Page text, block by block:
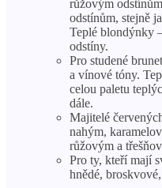
růžovým
odstínům, stejně
Teplé blondýnky
odstíny.
Pro studené
a vínové tóny.
celou paletu
dále.
Majitelé
nahým,
růžovým a
Pro ty, kteří mají
hnědé,